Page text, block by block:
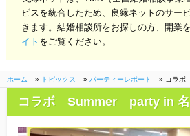
会社概要
よくある質問
る質問
開業支援
ビスを統合したため、良縁ネットのサー
きます。結婚相談所をお探しの方、開業
イト をご覧ください。
ホーム » トピックス » パーティーレポート » コラ
コラボ Summer party in